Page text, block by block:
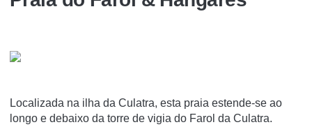
Localizada na ilha da Culatra, esta praia estende-se ao
longo e debaixo da torre de vigia do Farol da Culatra.